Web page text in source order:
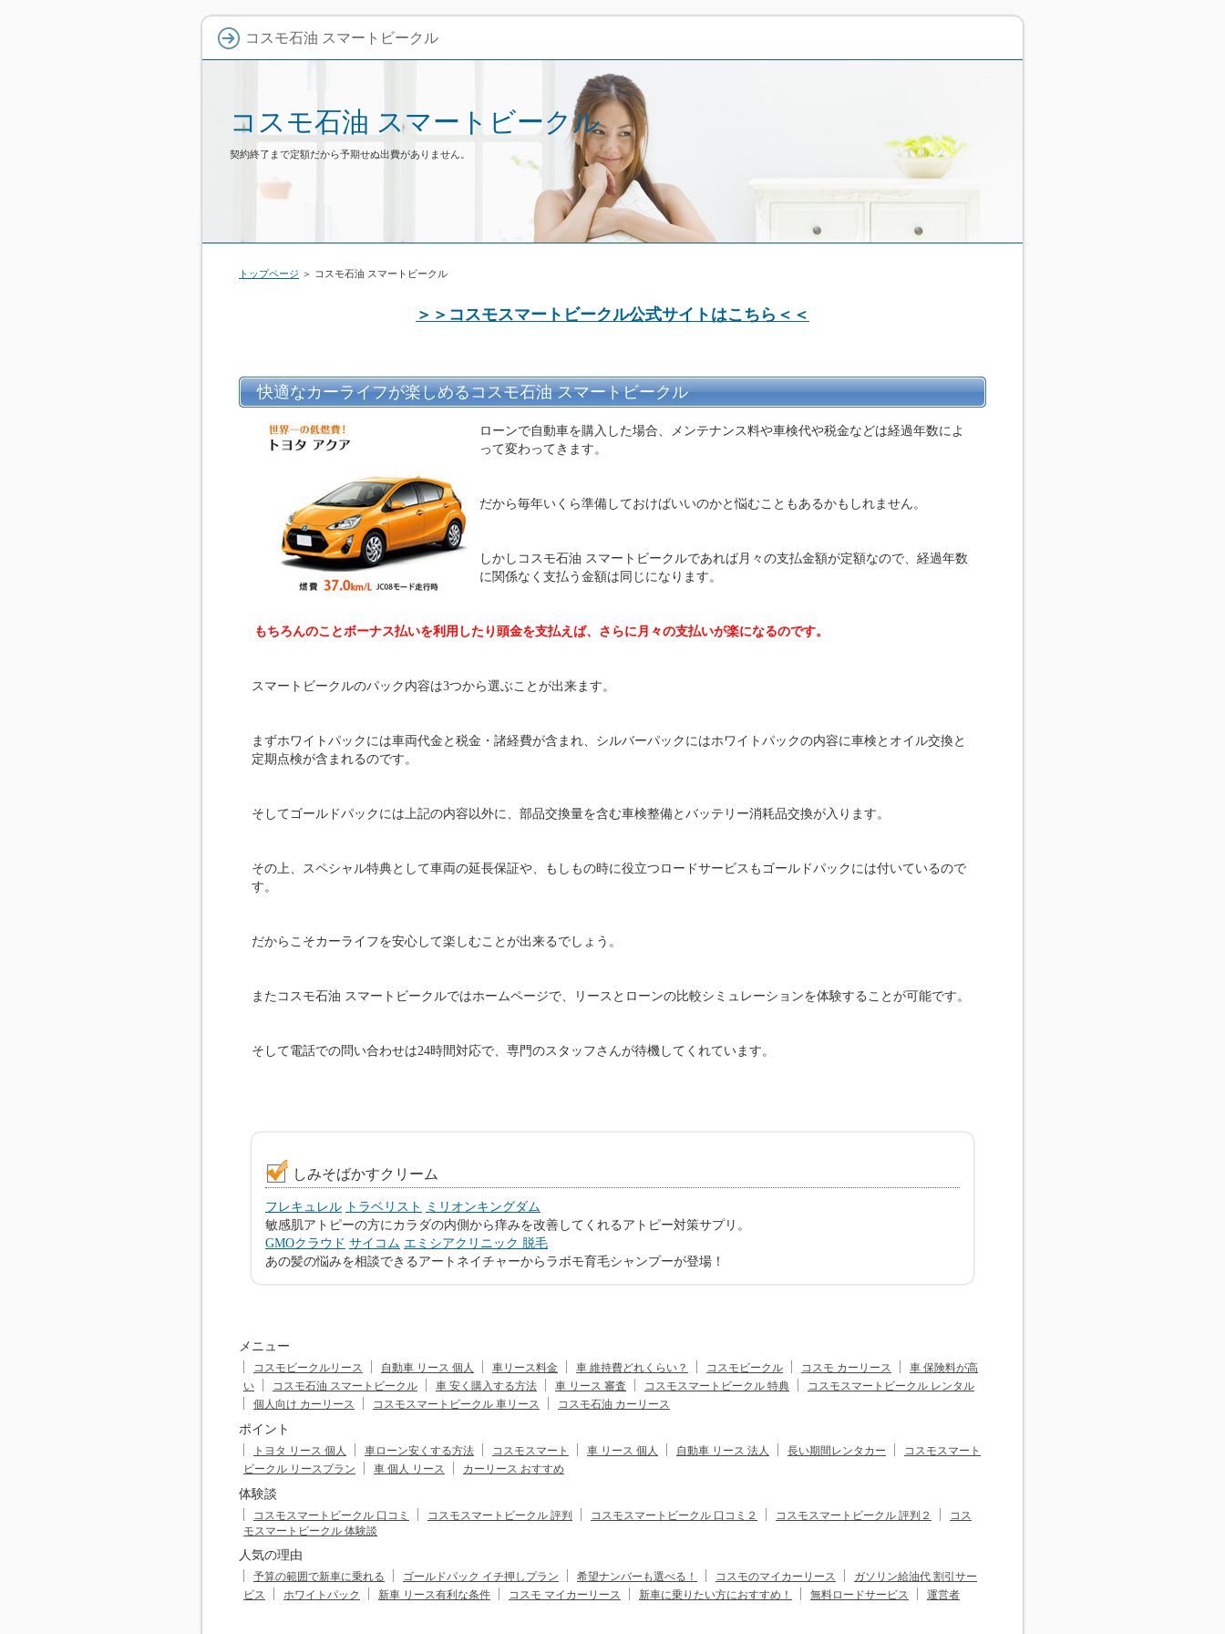
コスモ石油 スマートビークル
コスモ石油 スマートビークル
契約終了まで定額だから予期せぬ出費がありません。
トップページ ＞ コスモ石油 スマートビークル
＞＞コスモスマートビークル公式サイトはこちら＜＜
快適なカーライフが楽しめるコスモ石油 スマートビークル
ローンで自動車を購入した場合、メンテナンス料や車検代や税金などは経過年数によ
って変わってきます。
だから毎年いくら準備しておけばいいのかと悩むこともあるかもしれません。
しかしコスモ石油 スマートビークルであれば月々の支払金額が定額なので、経過年数
に関係なく支払う金額は同じになります。
もちろんのことボーナス払いを利用したり頭金を支払えば、さらに月々の支払いが楽になるのです。
スマートビークルのパック内容は3つから選ぶことが出来ます。
まずホワイトパックには車両代金と税金・諸経費が含まれ、シルバーパックにはホワイトパックの内容に車検とオイル交換と
定期点検が含まれるのです。
そしてゴールドパックには上記の内容以外に、部品交換量を含む車検整備とバッテリー消耗品交換が入ります。
その上、スペシャル特典として車両の延長保証や、もしもの時に役立つロードサービスもゴールドパックには付いているので
す。
だからこそカーライフを安心して楽しむことが出来るでしょう。
またコスモ石油 スマートビークルではホームページで、リースとローンの比較シミュレーションを体験することが可能です。
そして電話での問い合わせは24時間対応で、専門のスタッフさんが待機してくれています。
しみそばかすクリーム
フレキュレル トラベリスト
ミリオンキングダム
敏感肌アトピーの方にカラダの内側から痒みを改善してくれるアトピー対策サプリ。
GMOクラウド サイコム エミシアクリニック 脱毛
あの髪の悩みを相談できるアートネイチャーからラボモ育毛シャンプーが登場！
メニュー
コスモビークルリース 自動車 リース 個人 車リース料金 車 維持費どれくらい？ コスモビークル コスモ カーリース
車 保険料が高
い
コスモ石油 スマートビークル 車 安く購入する方法 車 リース 審査 コスモスマートビークル 特典
コスモスマートビークル レンタル
個人向け カーリース
コスモスマートビークル 車リース コスモ石油 カーリース
ポイント
トヨタ リース 個人 車ローン安くする方法 コスモスマート 車 リース 個人 自動車 リース 法人 長い期間レンタカー
コスモスマート
ビークル リースプラン
車 個人 リース カーリース おすすめ
体験談
コスモスマートビークル 口コミ コスモスマートビークル 評判 コスモスマートビークル 口コミ２ コスモスマートビークル 評判２
コス
モスマートビークル 体験談
人気の理由
予算の範囲で新車に乗れる ゴールドパック イチ押しプラン 希望ナンバーも選べる！ コスモのマイカーリース
ガソリン給油代 割引サー
ビス
ホワイトパック 新車 リース有利な条件 コスモ マイカーリース 新車に乗りたい方におすすめ！ 無料ロードサービス 運営者